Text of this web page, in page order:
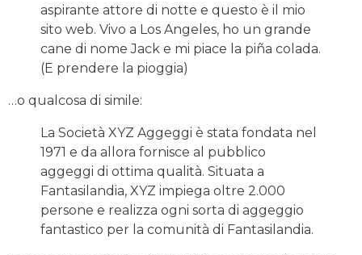
aspirante attore di notte e questo è il mio
sito web. Vivo a Los Angeles, ho un grande
cane di nome Jack e mi piace la piña colada.
(E prendere la pioggia)
…o qualcosa di simile:
La Società XYZ Aggeggi è stata fondata nel
1971 e da allora fornisce al pubblico
aggeggi di ottima qualità. Situata a
Fantasilandia, XYZ impiega oltre 2.000
persone e realizza ogni sorta di aggeggio
fantastico per la comunità di Fantasilandia.